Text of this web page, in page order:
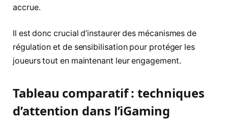
accrue.
Il est donc crucial d’instaurer des mécanismes de
régulation et de sensibilisation pour protéger les
joueurs tout en maintenant leur engagement.
Tableau comparatif : techniques
d’attention dans l’iGaming